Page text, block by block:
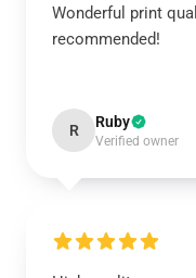
Wonderful print
recommended!
R Ruby
Verified owner